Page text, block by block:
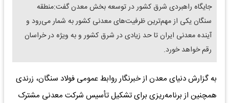
جایگاه راهبردی شرق کشور در توسعه بخش معدن گفت:منطقه
سنگان یکی از مهم‌ترین ظرفیت‌های معدنی کشور به شمار می‌رود و
آینده معدنی ایران تا حد زیادی در شرق کشور و به ‌ویژه در خراسان
رقم خواهد خورد.
به گزارش دنیای معدن از خبرنگار روابط عمومی فولاد سنگان، زرندی
همچنین از برنامه‌ریزی برای تشکیل تأسیس شرکت معدنی مشترک